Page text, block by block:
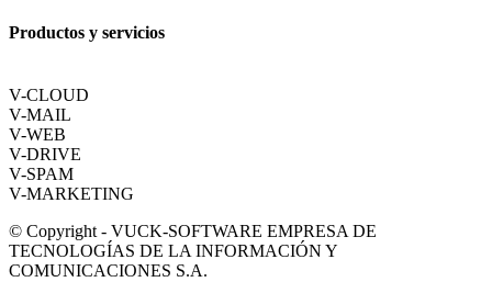
Productos y servicios
V-CLOUD
V-MAIL
V-WEB
V-DRIVE
V-SPAM
V-MARKETING
© Copyright - VUCK-SOFTWARE EMPRESA DE
TECNOLOGÍAS DE LA INFORMACIÓN Y
COMUNICACIONES S.A.